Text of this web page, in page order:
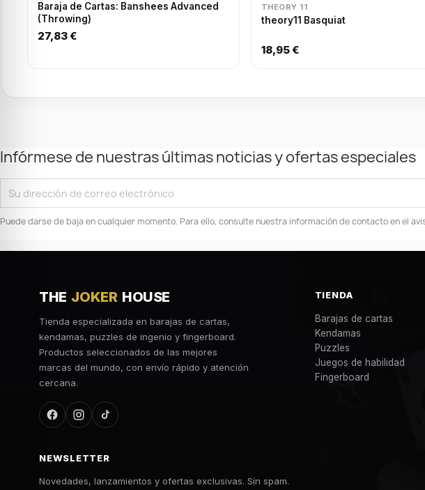
Baraja de Cartas: Banshees Advanced
(Throwing)
27,83 €
THEORY 11
theory11 Basquiat
18,95 €
Infórmese de nuestras últimas noticias y ofertas especiales
Puede darse de baja en cualquier momento. Para ello, consulte nuestra información de contacto en el
THE JOKER HOUSE
Tienda especializada en barajas de cartas,
kendamas, puzzles de ingenio y fingerboard.
Productos seleccionados de las mejores
marcas del mundo, con envío rápido y atención
cercana.
TIENDA
Barajas de cartas
Kendamas
Puzzles
Juegos de habilidad
Fingerboard
NEWSLETTER
Novedades, lanzamientos y ofertas exclusivas. Sin spam.